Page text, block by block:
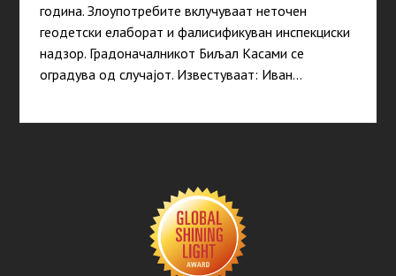
година. Злоупотребите вклучуваат неточен
геодетски елаборат и фалисификуван инспекциски
надзор. Градоначалникот Биљал Касами се
оградува од случајот. Известуваат: Иван…